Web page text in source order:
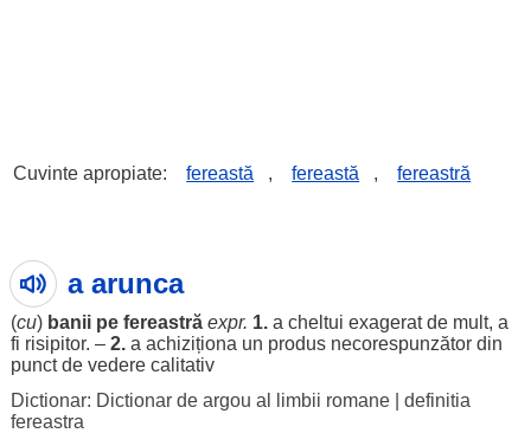
Cuvinte apropiate: fereastă , fereastă , fereastră
a arunca
(cu) baniipe fereastră expr. 1.a cheltui exageratde mult, a
fi risipitor. – 2.a achiziționa un produs necorespunzătordin
punctde vedere calitativ
Dictionar: Dictionar de argou al limbii romane| definitia
fereastra